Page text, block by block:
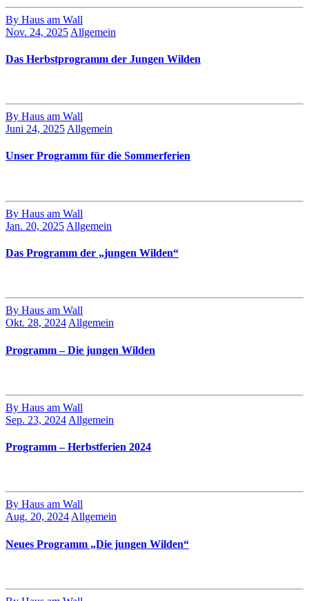
By Haus am Wall
Nov. 24, 2025 Allgemein
Das Herbstprogramm der Jungen Wilden
By Haus am Wall
Juni 24, 2025 Allgemein
Unser Programm für die Sommerferien
By Haus am Wall
Jan. 20, 2025 Allgemein
Das Programm der „jungen Wilden“
By Haus am Wall
Okt. 28, 2024 Allgemein
Programm – Die jungen Wilden
By Haus am Wall
Sep. 23, 2024 Allgemein
Programm – Herbstferien 2024
By Haus am Wall
Aug. 20, 2024 Allgemein
Neues Programm „Die jungen Wilden“